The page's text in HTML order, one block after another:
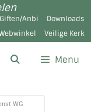
Giften/Anbi
Downloads
Veilige Kerk
Menu
WG